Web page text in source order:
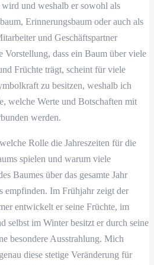
und weshalb er sowohl als
Erinnerungsbaum oder auch als
und Geschäftspartner
Vorstellung, dass ein Baum über viele
Früchte trägt, scheint für viele
zu besitzen, weshalb ich
welche Werte und Botschaften mit
werden.
Rolle die Jahreszeiten für die
spielen und warum viele
Baumes über das gesamte Jahr
empfinden. Im Frühjahr zeigt der
entwickelt er seine Früchte, im
selbst im Winter besitzt er durch seine
besondere Ausstrahlung. Mich
diese stetige Veränderung für